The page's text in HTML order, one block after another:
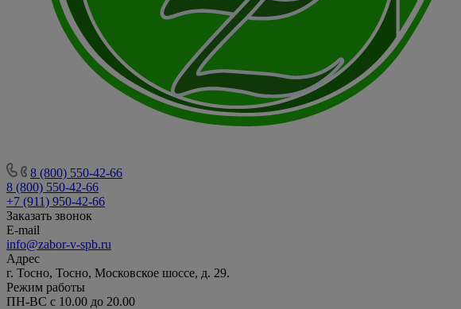
8 (800) 550-42-66
8 (800) 550-42-66
+7 (911) 950-42-66
Заказать звонок
E-mail
info@zabor-v-spb.ru
Адрес
г. Тосно, Тосно, Московское шоссе, д. 29.
Режим работы
ПН-ВС с 10.00 до 20.00